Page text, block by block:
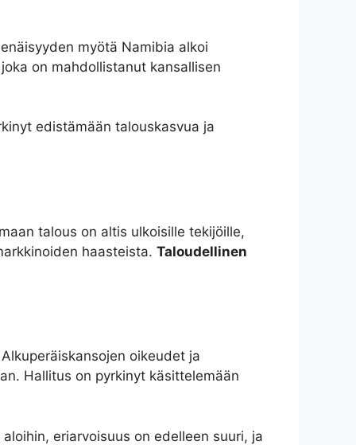
myötä Namibia alkoi
on mahdollistanut kansallisen
edistämään talouskasvua ja
talous on altis ulkoisille tekijöille,
haasteista. Taloudellinen
oikeudet ja
Hallitus on pyrkinyt käsittelemään
eriarvoisuus on edelleen suuri, ja